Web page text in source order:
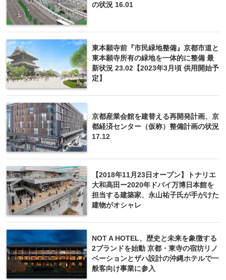
の状況 16.01
東本願寺前『市民緑地整備』京都市道と
東本願寺所有の緑地を一体的に整備 最
新状況 23.02【2023年3月頃 供用開始予
定】
京都産業会館を建替える再開発計画、京
都経済センター（仮称）整備計画の状況
17.12
【2018年11月23日オープン】トナリエ
大和高田ー2020年ドバイ万博日本館を
担当する建築家、永山祐子氏が手がけた
建物がオシャレ
NOT A HOTEL、歴史と未来を象徴する
2ブランドを始動 京都・東寺の宿坊リノ
ベーションとザハ設計の沖縄ホテルで一
般客向け事業に参入